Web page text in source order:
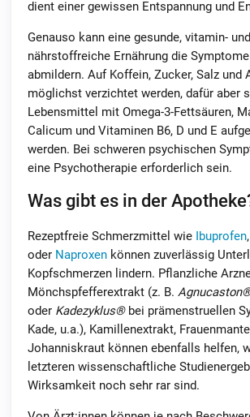
dient einer gewissen Entspannung und
Genauso kann eine gesunde, vitamin- und
nährstoffreiche Ernährung die
abmildern. Auf Koffein, Zucker, Salz
möglichst verzichtet werden, dafür aber
Lebensmittel mit Omega-3-Fettsäuren,
Calicum und Vitaminen B6, D und E
werden. Bei schweren psychischen
eine Psychotherapie erforderlich sein.
Was gibt es in der
Rezeptfreie Schmerzmittel wie Ibuprofen,
oder Naproxen können zuverlässig
Kopfschmerzen lindern. Pflanzliche
Mönchspfefferextrakt (z. B.
oder Kadezyklus®bei prämenstruellen
Kade, u.a.), Kamillenextrakt,
Johanniskraut können ebenfalls helfen,
letzteren wissenschaftliche
Wirksamkeit noch sehr rar sind.